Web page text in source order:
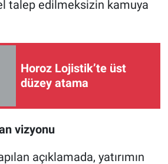
talep edilmeksizin kamuya
Horoz Lojistik’te üst
düzey atama
vizyonu
açıklamada, yatırımın